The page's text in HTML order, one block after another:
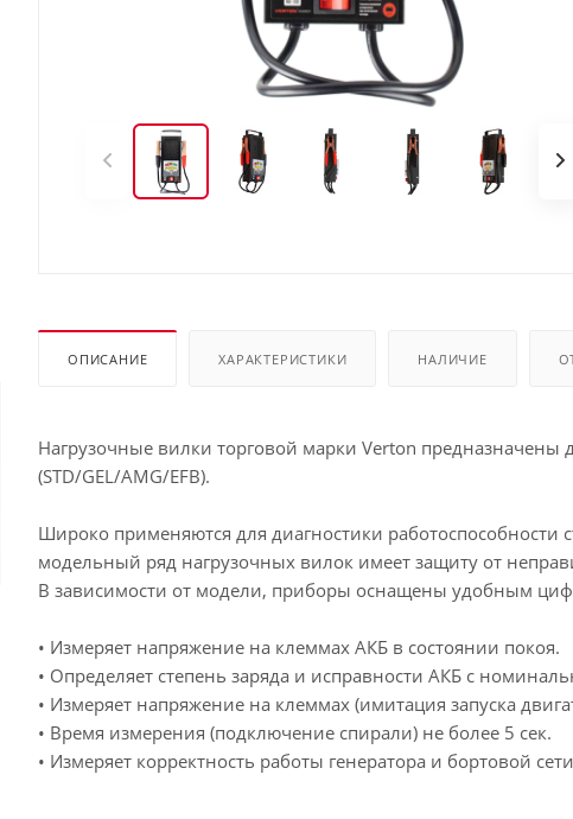
ОПИСАНИЕ ХАРАКТЕРИСТИКИ НАЛИЧИЕ
Нагрузочные вилки торговой марки Verton предназначены
(STD/GEL/AMG/EFB).
Широко применяются для диагностики работоспособности
модельный ряд нагрузочных вилок имеет защиту от
В зависимости от модели, приборы оснащены удобным
• Измеряет напряжение на клеммах АКБ в состоянии покоя.
• Определяет степень заряда и исправности АКБ с
• Измеряет напряжение на клеммах (имитация запуска
• Время измерения (подключение спирали) не более 5 сек.
• Измеряет корректность работы генератора и бортовой